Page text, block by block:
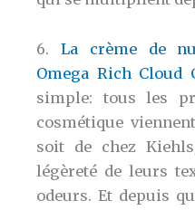
6.La crème de
Omega Rich Cloud
simple: tous les
cosmétique
soit de chez
légèreté de leurs
odeurs. Et depuis